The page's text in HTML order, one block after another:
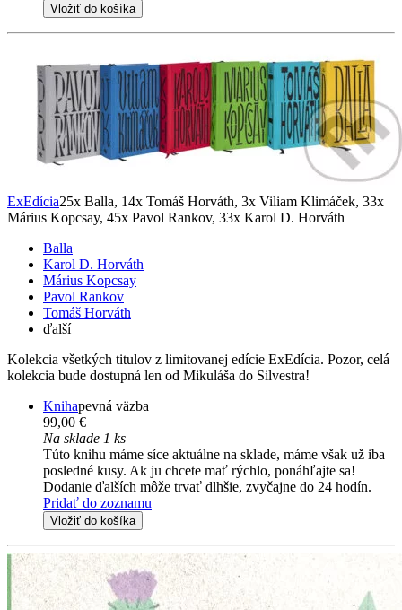
Vložiť do košíka
ExEdícia25x Balla, 14x Tomáš Horváth, 3x Viliam Klimáček, 33x
Márius Kopcsay, 45x Pavol Rankov, 33x Karol D. Horváth
Balla
Karol D. Horváth
Márius Kopcsay
Pavol Rankov
Tomáš Horváth
ďalší
Kolekcia všetkých titulov z limitovanej edície ExEdícia. Pozor, celá
kolekcia bude dostupná len od Mikuláša do Silvestra!
Knihapevná väzba
99,00 €
Na sklade 1 ks
Túto knihu máme síce aktuálne na sklade, máme však už iba
posledné kusy. Ak ju chcete mať rýchlo, ponáhľajte sa!
Dodanie ďalších môže trvať dlhšie, zvyčajne do 24 hodín.
Pridať do zoznamu
Vložiť do košíka